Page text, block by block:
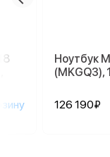
Ноутбук
(MKGQ3),
126 190₽